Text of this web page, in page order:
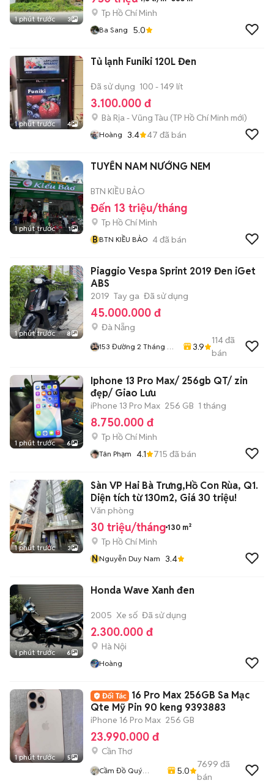
1 phút trước 3
Tp Hồ Chí Minh
Ba Sang 5.0
1 phút trước 4
Tủ lạnh Funiki 120L Đen
Đã sử dụng 100 - 149 lít
3.100.000 đ
Bà Rịa - Vũng Tàu (TP Hồ Chí Minh mới)
Hoàng 3.4 47 đã bán
1 phút trước 1
TUYỂN NAM NƯỚNG NEM
BTN KIỀU BẢO
Đến 13 triệu/tháng
Tp Hồ Chí Minh
BBTN KIỀU BẢO 4đã bán
1 phút trước 8
Piaggio Vespa Sprint 2019 Đen iGet
ABS
2019 Tay ga Đã sử dụng
45.000.000 đ
Đà Nẵng
153 Đường 2 Tháng 9
3.9
114đã
bán
1 phút trước 6
Iphone 13 Pro Max/ 256gb QT/ zin
đẹp/ Giao Lưu
iPhone 13 Pro Max 256 GB 1 tháng
8.750.000 đ
Tp Hồ Chí Minh
Tân Phạm 4.1 715 đã bán
1 phút trước 3
Sàn VP Hai Bà Trưng,Hồ Con Rùa, Q1.
Diện tích từ 130m2, Giá 30 triệu!
Văn phòng
30 triệu/tháng 130 m²
Tp Hồ Chí Minh
NNguyễn Duy Nam 3.4
1 phút trước 6
Honda Wave Xanh đen
2005 Xe số Đã sử dụng
2.300.000 đ
Hà Nội
Hoàng
1 phút trước 5
16 Pro Max 256GB Sa Mạc
Qte Mỹ Pin 90 keng 9393883
iPhone 16 Pro Max 256 GB
23.990.000 đ
Cần Thơ
Cầm Đồ Quý
5.0
7699 đã
bán